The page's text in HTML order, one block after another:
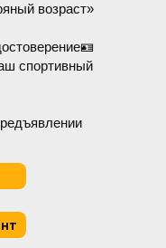
возраст»
спортивный